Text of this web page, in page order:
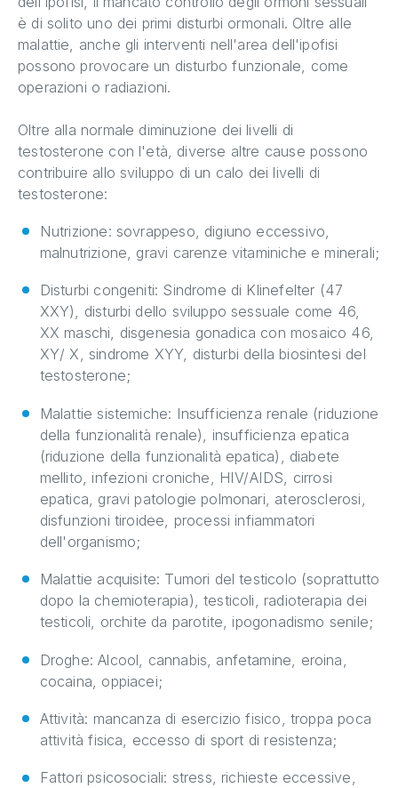
è di solito uno dei primi disturbi ormonali. Oltre alle
malattie, anche gli interventi nell'area dell'ipofisi
possono provocare un disturbo funzionale, come
operazioni o radiazioni.
Oltre alla normale diminuzione dei livelli di
testosterone con l'età, diverse altre cause possono
contribuire allo sviluppo di un calo dei livelli di
testosterone:
Nutrizione: sovrappeso, digiuno eccessivo,
malnutrizione, gravi carenze vitaminiche e minerali;
Disturbi congeniti: Sindrome di Klinefelter (47
XXY), disturbi dello sviluppo sessuale come 46,
XX maschi, disgenesia gonadica con mosaico 46,
XY/ X, sindrome XYY, disturbi della biosintesi del
testosterone;
Malattie sistemiche: Insufficienza renale (riduzione
della funzionalità renale), insufficienza epatica
(riduzione della funzionalità epatica), diabete
mellito, infezioni croniche, HIV/AIDS, cirrosi
epatica, gravi patologie polmonari, aterosclerosi,
disfunzioni tiroidee, processi infiammatori
dell'organismo;
Malattie acquisite: Tumori del testicolo (soprattutto
dopo la chemioterapia), testicoli, radioterapia dei
testicoli, orchite da parotite, ipogonadismo senile;
Droghe: Alcool, cannabis, anfetamine, eroina,
cocaina, oppiacei;
Attività: mancanza di esercizio fisico, troppa poca
attività fisica, eccesso di sport di resistenza;
Fattori psicosociali: stress, richieste eccessive,